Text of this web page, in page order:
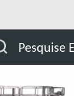
Pesquise
Você